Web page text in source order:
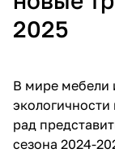
2025
В мире мебели
рад
сезона 2024-